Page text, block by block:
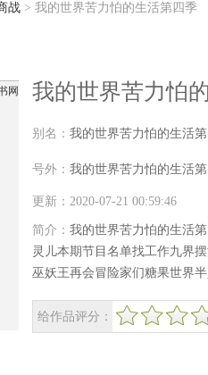
战 > 我的世界苦力怕的生活第四季
我的世界苦力怕
别名： 我的世界苦力怕的生活
号外： 我的世界苦力怕的生活
更新：2020-07-21 00:59:46
简介： 我的世界苦力怕的生活
灵儿本期节目名单找工作九界
巫妖王再会冒险家们糖果世界
给作品评分：
很差较差 还行 推荐力荐